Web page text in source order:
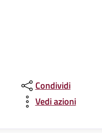
Condividi
Vedi azioni